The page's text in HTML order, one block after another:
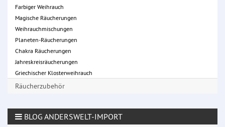
Farbiger Weihrauch
Magische Räucherungen
Weihrauchmischungen
Planeten-Räucherungen
Chakra Räucherungen
Jahreskreisräucherungen
Griechischer Klosterweihrauch
Räucherzubehör
BLOG ANDERSWELT-IMPORT